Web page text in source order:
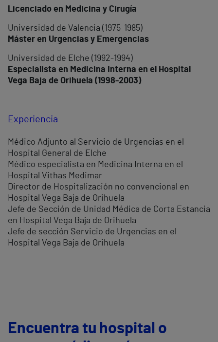
Licenciado en Medicina y Cirugía
Universidad de Valencia (1975-1985)
Máster en Urgencias y Emergencias
Universidad de Elche (1992-1994)
Especialista en Medicina Interna en el Hospital
Vega Baja de Orihuela (1998-2003)
Experiencia
Médico Adjunto al Servicio de Urgencias en el
Hospital General de Elche
Médico especialista en Medicina Interna en el
Hospital Vithas Medimar
Director de Hospitalización no convencional en
Hospital Vega Baja de Orihuela
Jefe de Sección de Unidad Médica de Corta Estancia
en Hospital Vega Baja de Orihuela
Jefe de sección Servicio de Urgencias en el
Hospital Vega Baja de Orihuela
Encuentra tu hospital o